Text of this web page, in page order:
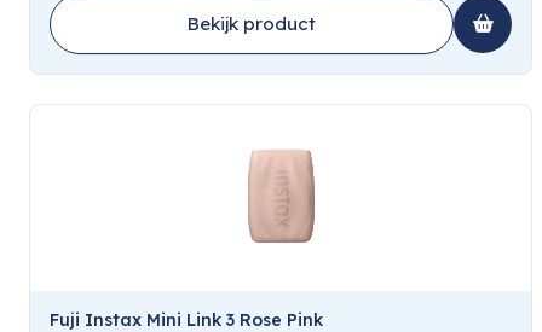
Bekijk product
Fuji Instax Mini Link 3 Rose Pink